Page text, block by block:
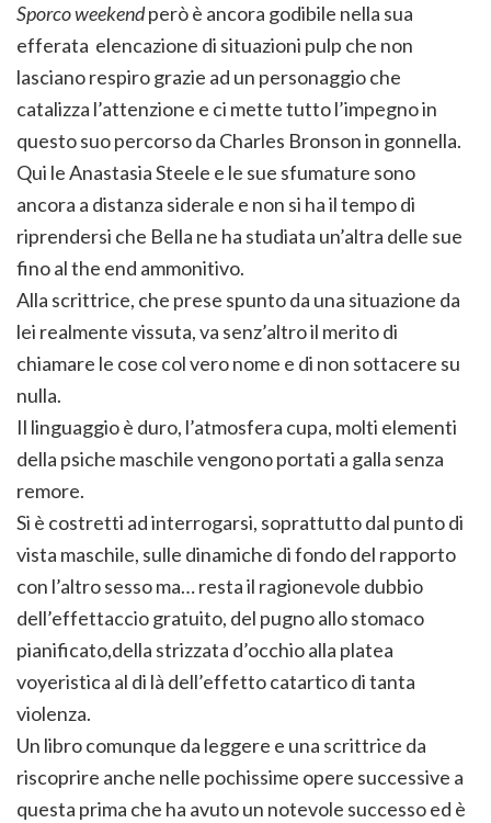
Sporco weekendperò è ancora godibile nella sua
efferata elencazione di situazioni pulp che non
lasciano respiro grazie ad un personaggio che
catalizza l’attenzione e ci mette tutto l’impegno in
questo suo percorso da Charles Bronson in gonnella.
Qui le Anastasia Steele e le sue sfumature sono
ancora a distanza siderale e non si ha il tempo di
riprendersi che Bella ne ha studiata un’altra delle sue
fino al the end ammonitivo.
Alla scrittrice, che prese spunto da una situazione da
lei realmente vissuta, va senz’altro il merito di
chiamare le cose col vero nome e di non sottacere su
nulla.
Il linguaggio è duro, l’atmosfera cupa, molti elementi
della psiche maschile vengono portati a galla senza
remore.
Si è costretti ad interrogarsi, soprattutto dal punto di
vista maschile, sulle dinamiche di fondo del rapporto
con l’altro sesso ma… resta il ragionevole dubbio
dell’effettaccio gratuito, del pugno allo stomaco
pianificato,della strizzata d’occhio alla platea
voyeristica al di là dell’effetto catartico di tanta
violenza.
Un libro comunque da leggere e una scrittrice da
riscoprire anche nelle pochissime opere successive a
questa prima che ha avuto un notevole successo ed è